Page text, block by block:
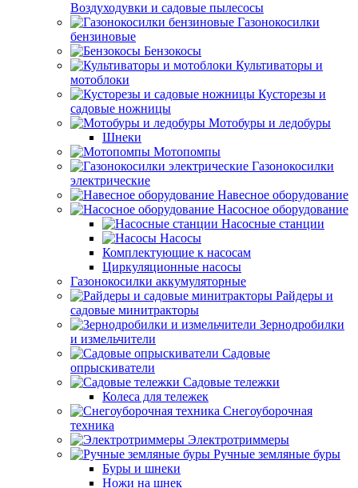
Воздуходувки и садовые пылесосы
Газонокосилки
бензиновые
Бензокосы
Культиваторы и
мотоблоки
Кусторезы и
садовые ножницы
Мотобуры и ледобуры
Шнеки
Мотопомпы
Газонокосилки
электрические
Навесное оборудование
Насосное оборудование
Насосные станции
Насосы
Комплектующие к насосам
Циркуляционные насосы
Газонокосилки аккумуляторные
Райдеры и
садовые минитракторы
Зернодробилки
и измельчители
Садовые
опрыскиватели
Садовые тележки
Колеса для тележек
Снегоуборочная
техника
Электротриммеры
Ручные земляные буры
Буры и шнеки
Ножи на шнек